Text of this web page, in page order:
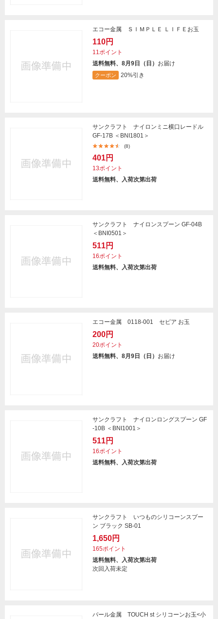
エコー金属 ＳＩＭＰＬＥ ＬＩＦＥお玉
110円
11ポイント
送料無料、8月9日（日） お届け
クーポン 20%引き
サンクラフト ナイロンミニ横口レードル
GF-17B ＜BNI1801＞
(8)
401円
13ポイント
送料無料、入荷次第出荷
サンクラフト ナイロンスプーン GF-04B
＜BNI0501＞
511円
16ポイント
送料無料、入荷次第出荷
エコー金属 0118-001 セピア お玉
200円
20ポイント
送料無料、8月9日（日） お届け
サンクラフト ナイロンロングスプーン GF
-10B ＜BNI1001＞
511円
16ポイント
送料無料、入荷次第出荷
サンクラフト いつものシリコーンスプー
ン ブラック SB-01
1,650円
165ポイント
送料無料、入荷次第出荷
次回入荷未定
パール金属 TOUCH st シリコーンお玉<小